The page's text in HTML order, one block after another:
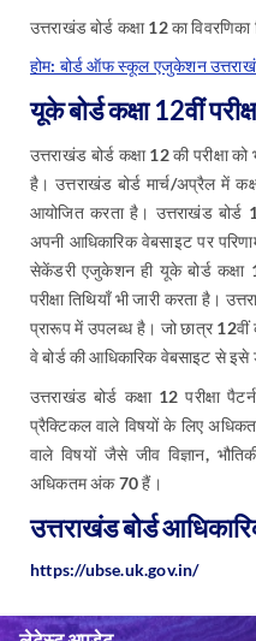
उत्तराखंड बोर्ड कक्षा 12 का
होम: बोर्ड ऑफ स्कूल एजुकेशन
यूके बोर्ड कक्षा 12वीं
उत्तराखंड बोर्ड कक्षा 12 की परीक्षा
है। उत्तराखंड बोर्ड मार्च/अप्रैल में
आयोजित करता है। उत्तराखंड बोर्ड
अपनी आधिकारिक वेबसाइट पर
सेकेंडरी एजुकेशन ही यूके बोर्ड कक्षा
परीक्षा तिथियाँ भी जारी करता है।
प्रारूप में उपलब्ध है। जो छात्र 12वीं
वे बोर्ड की आधिकारिक वेबसाइट से
उत्तराखंड बोर्ड कक्षा 12 परीक्षा
प्रैक्टिकल वाले विषयों के लिए
वाले विषयों जैसे जीव विज्ञान,
अधिकतम अंक 70 हैं।
उत्तराखंड बोर्ड
https://ubse.uk.gov.in/